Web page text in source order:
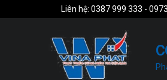
Liên hệ: 0387 999 333 -